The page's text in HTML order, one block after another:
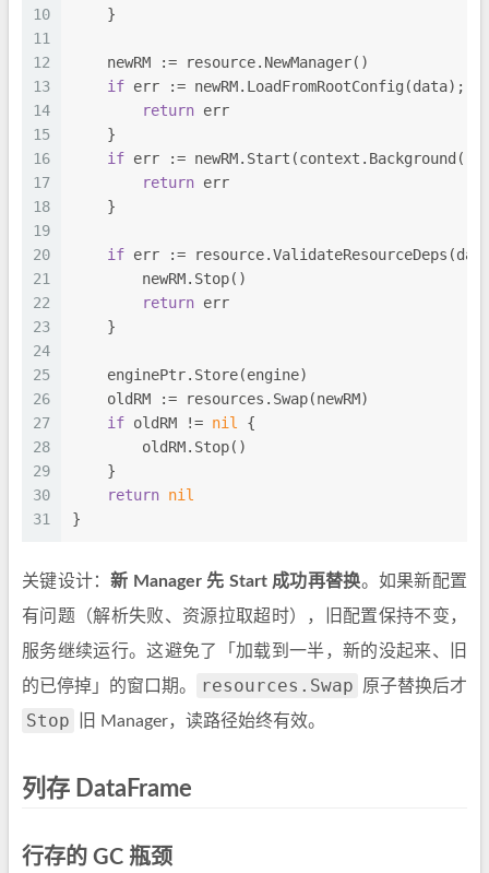
10
11
12
13
14
15
16
17
18
19
20
21
22
23
24
25
26
27
28
29
30
31
    }
    newRM := resource.NewManager()
if err := newRM.LoadFromRootConfig(data);
return err
    }
if err :=
return err
    }
if err :=
        newRM.Stop()
return err
    }
    enginePtr.Store(engine)
    oldRM := resources.Swap(newRM)
if oldRM != nil
{
        oldRM.Stop()
    }
return nil
}
关键设计：新 Manager 先 Start 成功再替换。如果新配置
有问题（解析失败、资源拉取超时），旧配置保持不变，
服务继续运行。这避免了「加载到一半，新的没起来、旧
的已停掉」的窗口期。
resources.Swap 原子替换后才
Stop 旧 Manager，读路径始终有效。
列存 DataFrame
行存的 GC 瓶颈